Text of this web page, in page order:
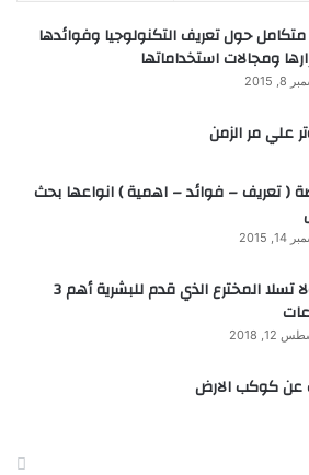
حول تعريف التكنولوجيا وفوائدها
ومجالات استخداماتها
2015
علي مر الزمن
( تعريف – فوائد – اهمية ) انواعها بحث
2015
نيكولا تسلا المخترع الذي قدم للبشرية أهم 3
12, 2018
عن كوكب الارض